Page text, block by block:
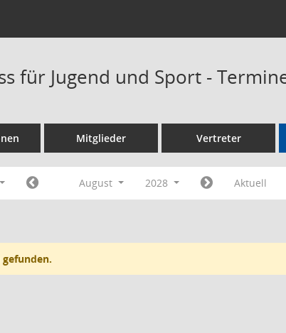
für Jugend und Sport -
Mitglieder Vertreter
August 2028 Aktuell
gefunden.